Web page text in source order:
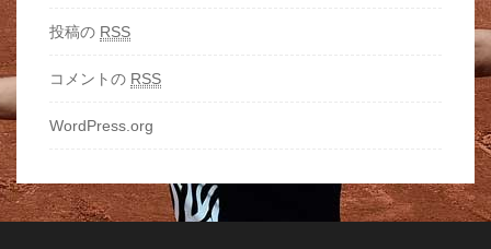
投稿の RSS
コメントの RSS
WordPress.org